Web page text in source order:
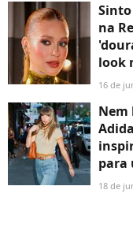
na
look
16 de
Nem
para
18 de